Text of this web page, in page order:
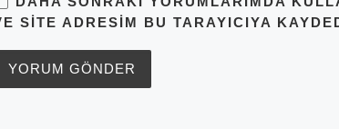
SITE ADRESIM BU TARAYICIYA